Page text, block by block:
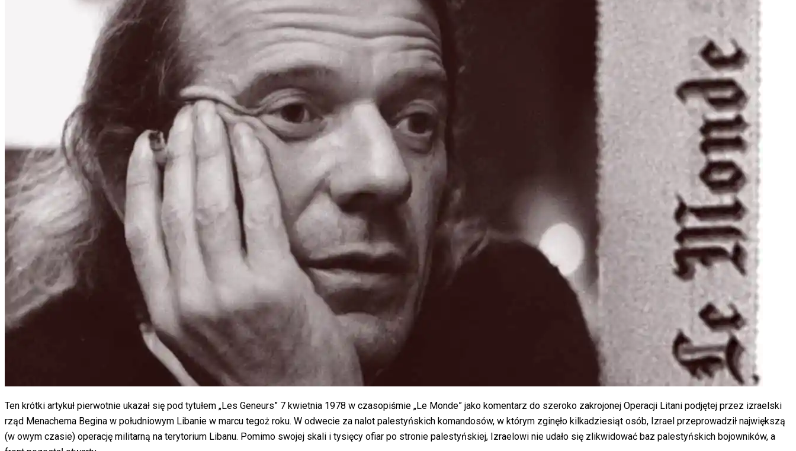
Ten krótki artykuł pierwotnie ukazał się pod tytułem „Les Geneurs” 7 kwietnia 1978 w czasopiśmie „Le Monde” jako komentarz do szeroko zakrojonej Operacji Litani podjętej przez izraelski
rząd Menachema Begina w południowym Libanie w marcu tegoż roku. W odwecie za nalot palestyńskich komandosów, w którym zginęło kilkadziesiąt osób, Izrael przeprowadził największą
(w owym czasie) operację militarną na terytorium Libanu. Pomimo swojej skali i tysięcy ofiar po stronie palestyńskiej, Izraelowi nie udało się zlikwidować baz palestyńskich bojowników, a